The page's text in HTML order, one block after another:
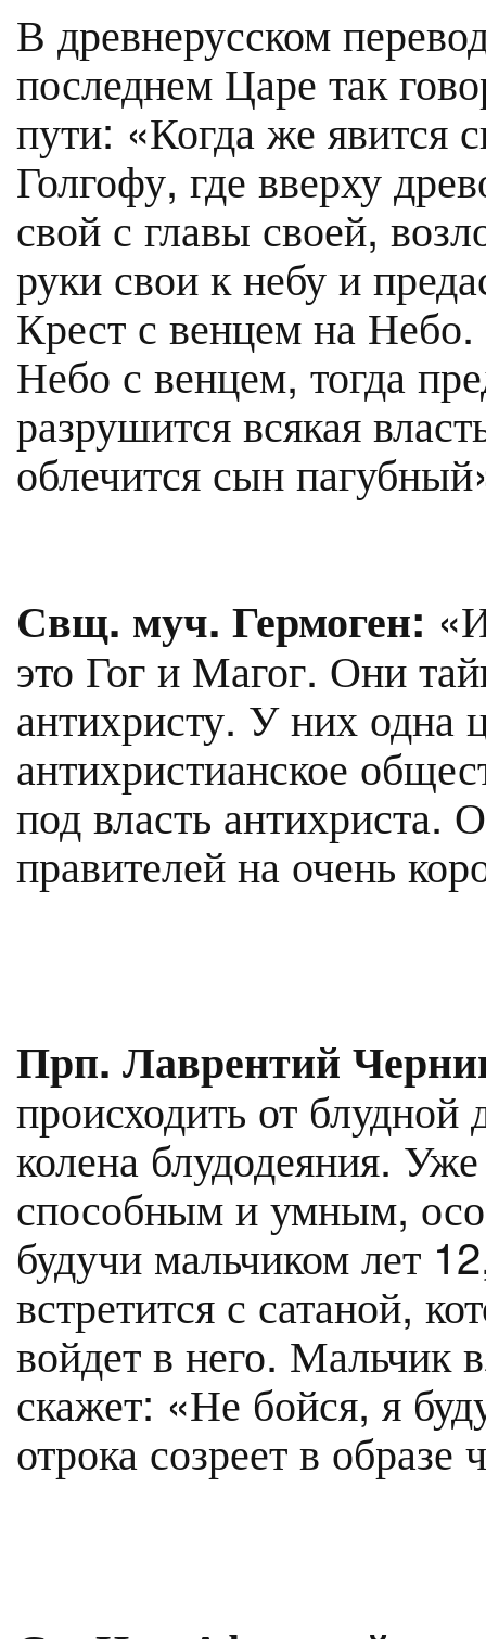
В древнерусском
последнем Царе так
пути: «Когда же явится
Голгофу, где вверху
свой с главы своей,
руки свои к небу и
Крест с венцем на
Небо с венцем, тогда
разрушится всякая
облечится сын
Свщ. муч. Гермоген:
это Гог и Магог. Они
антихристу. У них одна
антихристианское
под власть антихриста.
правителей на очень
Прп. Лаврентий
происходить от блудной
колена блудодеяния.
способным и умным,
будучи мальчиком лет
встретится с сатаной,
войдет в него. Мальчик
скажет: «Не бойся, я
отрока созреет в